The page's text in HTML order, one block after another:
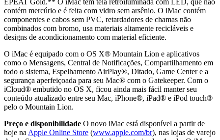
contém mercúrio e é feita com vidro sem arsênio. O iMac contém
componentes e cabos sem PVC, retardadores de chamas não
combinados com bromo, usa materiais altamente recicláveis e
designs de acondicionamento com material eficiente.
O iMac é equipado com o OS X® Mountain Lion e aplicativos
como o Mensagens, Central de Notificações, Compartilhamento em
todo o sistema, Espelhamento AirPlay®, Ditado, Game Center e a
segurança aperfeiçoada para seu Mac® com o Gatekeeper. Com o
iCloud® embutido no OS X, ficou ainda mais fácil manter seu
conteúdo atualizado entre seu Mac, iPhone®, iPad® e iPod touch®
pelo o Mountain Lion.
Preço e disponibilidade O novo iMac está disponível a partir de
hoje na Apple Online Store (www.apple.com/br), nas lojas de varejo